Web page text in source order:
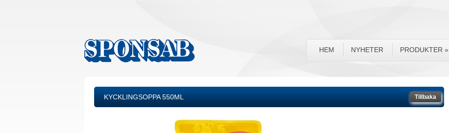
HEM NYHETER PRODUKTER »
Tillbaka
KYCKLINGSOPPA 550ML